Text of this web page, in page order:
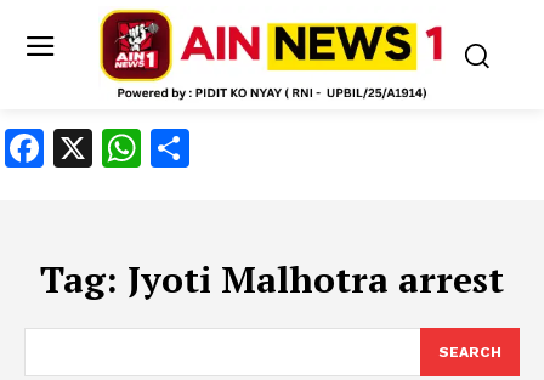
Facebook
X WhatsApp
Tag: Jyoti Malhotra arrest
SEARCH